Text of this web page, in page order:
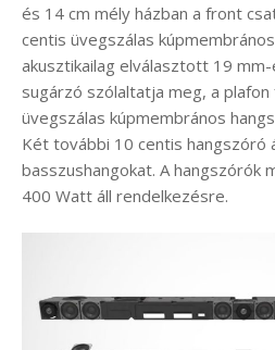
és 14 cm mély házban a front
centis üvegszálas
akusztikailag elválasztott 19
sugárzó szólaltatja meg, a
üvegszálas kúpmembrános
Két további 10 centis hangszóró
basszushangokat. A hangszórók
400 Watt áll rendelkezésre.